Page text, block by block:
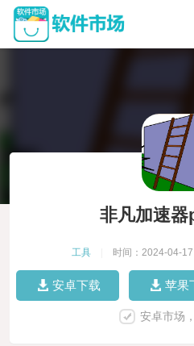
非凡加速器
工具 时间：2024-04-17
安卓下载 苹果
安卓市场